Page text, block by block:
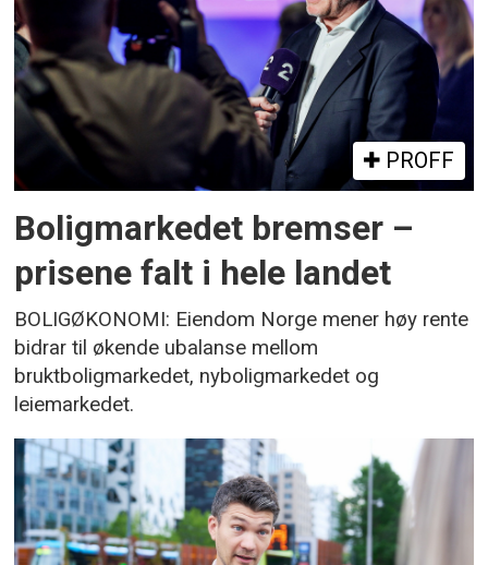
PROFF
Boligmarkedet bremser –
prisene falt i hele landet
BOLIGØKONOMI: Eiendom Norge mener høy rente
bidrar til økende ubalanse mellom
bruktboligmarkedet, nyboligmarkedet og
leiemarkedet.